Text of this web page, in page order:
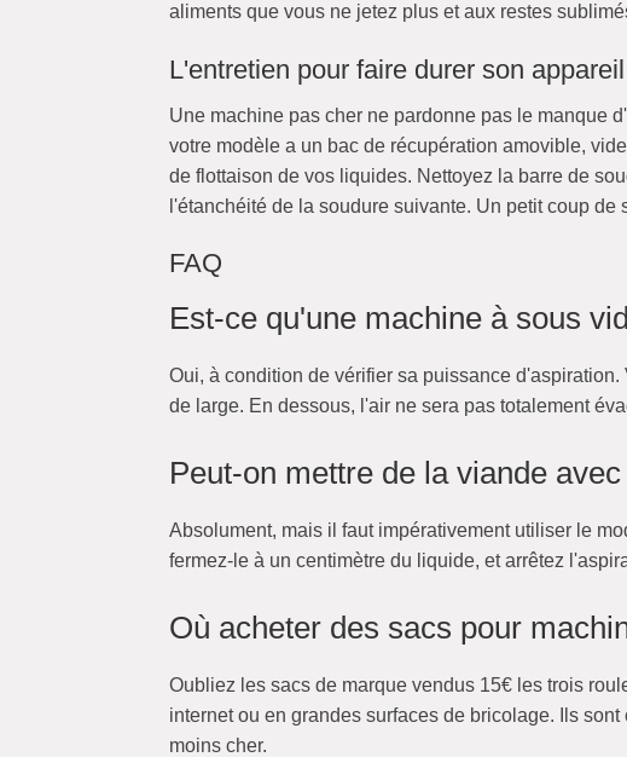
aliments que vous ne jetez plus et aux restes
L'entretien pour faire durer son appareil
Une machine pas cher ne pardonne pas le manque
votre modèle a un bac de récupération amovible,
de flottaison de vos liquides. Nettoyez la barre de
l'étanchéité de la soudure suivante. Un petit coup
FAQ
Est-ce qu'une machine à sous
Oui, à condition de vérifier sa puissance
de large. En dessous, l'air ne sera pas totalement
Peut-on mettre de la viande
Absolument, mais il faut impérativement utiliser le
fermez-le à un centimètre du liquide, et arrêtez
Où acheter des sacs pour
Oubliez les sacs de marque vendus 15€ les trois
internet ou en grandes surfaces de bricolage. Ils
moins cher.